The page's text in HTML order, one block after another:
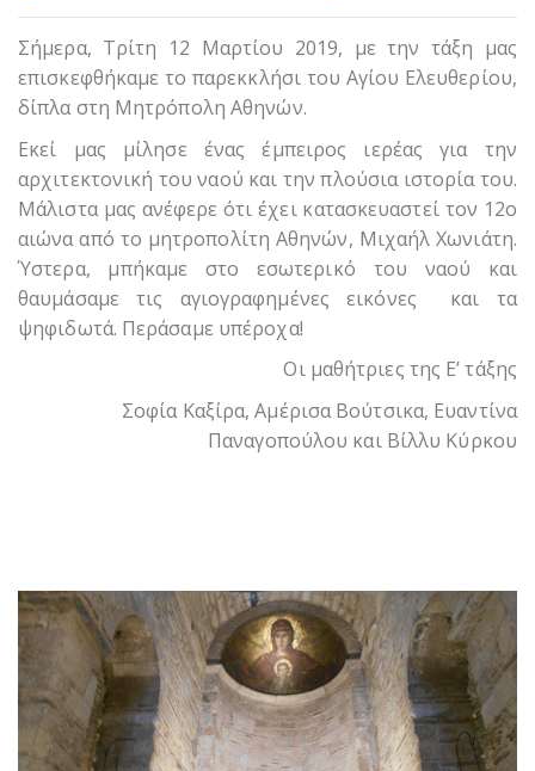
Σήμερα, Τρίτη 12 Μαρτίου 2019, με την τάξη μας
επισκεφθήκαμε το παρεκκλήσι του Αγίου Ελευθερίου,
δίπλα στη Μητρόπολη Αθηνών.
Εκεί μας μίλησε ένας έμπειρος ιερέας για την
αρχιτεκτονική του ναού και την πλούσια ιστορία του.
Μάλιστα μας ανέφερε ότι έχει κατασκευαστεί τον 12ο
αιώνα από το μητροπολίτη Αθηνών, Μιχαήλ Χωνιάτη.
Ύστερα, μπήκαμε στο εσωτερικό του ναού και
θαυμάσαμε τις αγιογραφημένες εικόνες και τα
ψηφιδωτά. Περάσαμε υπέροχα!
Οι μαθήτριες της Ε’ τάξης
Σοφία Καξίρα, Αμέρισα Βούτσικα, Ευαντίνα
Παναγοπούλου και Βίλλυ Κύρκου